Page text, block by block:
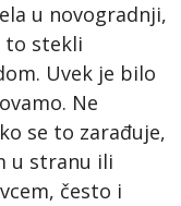
u novogradnji,
to stekli
Uvek je bilo
Ne
se to zarađuje,
u stranu ili
često i